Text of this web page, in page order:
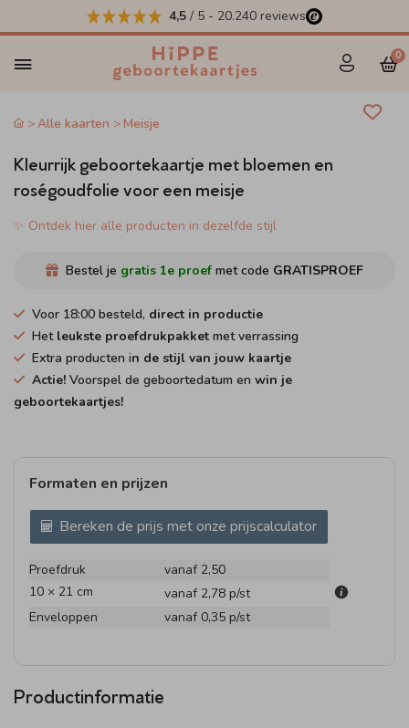
4,5 / 5 - 20.240 reviews
0
Alle kaarten Meisje
Kleurrijk geboortekaartje met bloemen en
roségoudfolie voor een meisje
✨ Ontdek hier alle producten in dezelfde stijl
Bestel je gratis 1e proef met code GRATISPROEF
Voor 18:00 besteld, direct in productie
Het leukste proefdrukpakket met verrassing
Extra producten in de stijl van jouw kaartje
Actie! Voorspel de geboortedatum en win je
geboortekaartjes!
Formaten en prijzen
Bereken de prijs met onze prijscalculator
Proefdruk
vanaf 2,50
10 × 21 cm
vanaf 2,78 p/st
Enveloppen
vanaf 0,35 p/st
Productinformatie